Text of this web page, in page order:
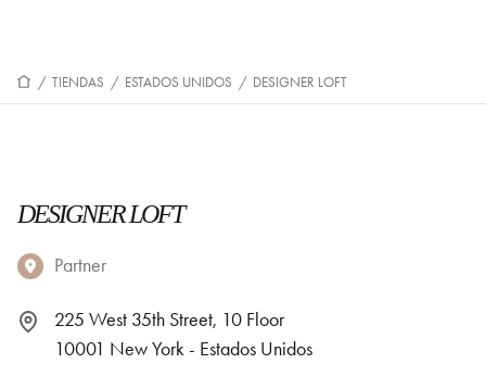
/ TIENDAS / ESTADOS UNIDOS / DESIGNER LOFT
DESIGNER LOFT
Partner
225 West 35th Street, 10 Floor
10001 New York - Estados Unidos